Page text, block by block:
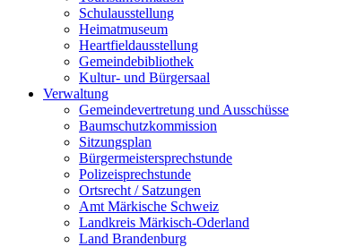
Schulausstellung
Heimatmuseum
Heartfieldausstellung
Gemeindebibliothek
Kultur- und Bürgersaal
Verwaltung
Gemeindevertretung und Ausschüsse
Baumschutzkommission
Sitzungsplan
Bürgermeistersprechstunde
Polizeisprechstunde
Ortsrecht / Satzungen
Amt Märkische Schweiz
Landkreis Märkisch-Oderland
Land Brandenburg